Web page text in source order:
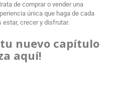
de comprar o vender una
única que haga de cada
estar, crecer y disfrutar.
tu nuevo capítulo
aquí!